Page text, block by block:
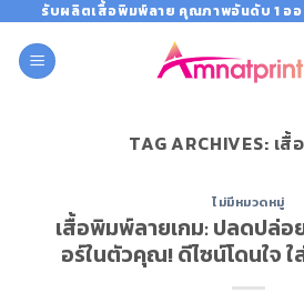
content
รับผลิตเสื้อพิมพ์ลาย คุณภาพอันดับ 1 อ
TAG ARCHIVES: เสื้
ไม่มีหมวดหมู่
เสื้อพิมพ์ลายเกม: ปลดปล่อ
อร์ในตัวคุณ! ดีไซน์โดนใจ